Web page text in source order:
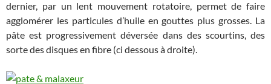
dernier, par un lent mouvement rotatoire, permet de faire
agglomérer les particules d’huile en gouttes plus grosses. La
pâte est progressivement déversée dans des scourtins, des
sorte des disques en fibre (ci dessous à droite).